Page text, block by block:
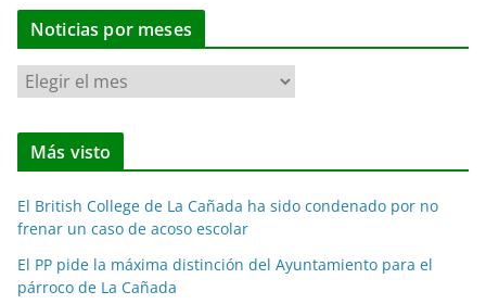
Noticias por meses
N
o
t
i
a
s
p
Más visto
El British College de La Cañada ha sido condenado por no
frenar un caso de acoso escolar
El PP pide la máxima distinción del Ayuntamiento para el
párroco de La Cañada